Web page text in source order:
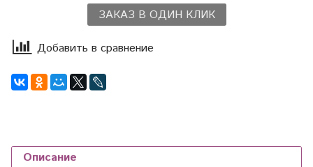
ЗАКАЗ В ОДИН КЛИК
Добавить в сравнение
Описание